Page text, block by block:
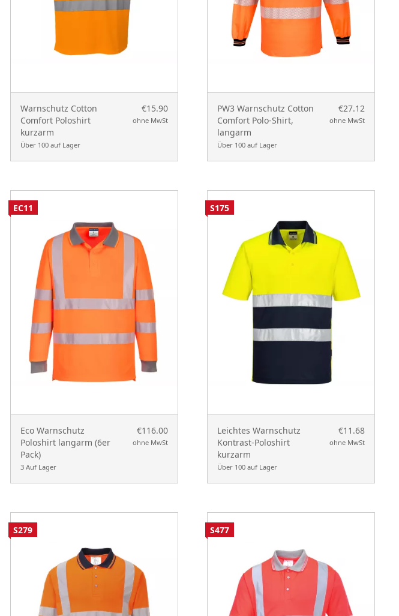
Warnschutz Cotton
Comfort Poloshirt
kurzarm
Über 100 auf Lager
€15.90
ohne MwSt
PW3 Warnschutz Cotton
Comfort Polo-Shirt,
langarm
Über 100 auf Lager
€27.12
ohne MwSt
Eco Warnschutz
Poloshirt langarm (6er
Pack)
3 Auf Lager
€116.00
ohne MwSt
EC11
Leichtes Warnschutz
Kontrast-Poloshirt
kurzarm
Über 100 auf Lager
€11.68
ohne MwSt
S175
S279 S477